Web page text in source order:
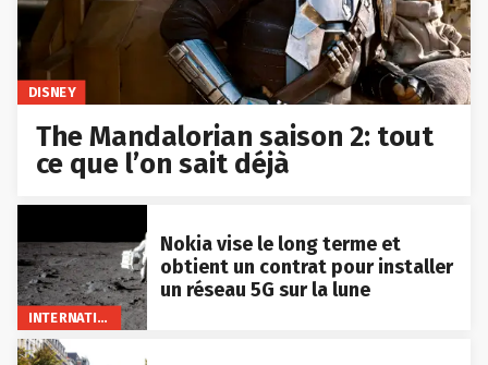
DISNEY
The Mandalorian saison 2: tout
ce que l’on sait déjà
INTERNATIONAL
Nokia vise le long terme et
obtient un contrat pour installer
un réseau 5G sur la lune